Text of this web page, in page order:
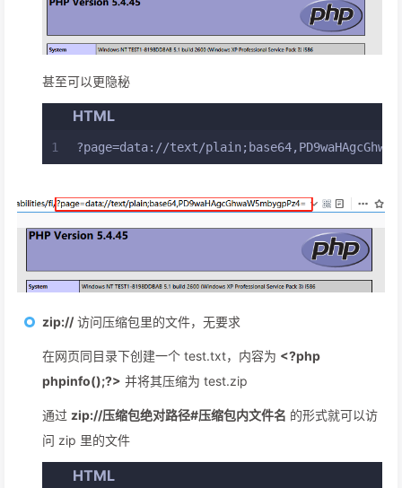
甚至可以更隐秘
HTML
1 ?page=data://text/
zip://访问压缩包里的文件，无要求
在网页同目录下创建一个 test.txt，内容为 <?php
phpinfo();?> 并将其压缩为 test.zip
通过 zip://压缩包绝对路径#压缩包内文件名 的形式就可以访
问 zip 里的文件
HTML